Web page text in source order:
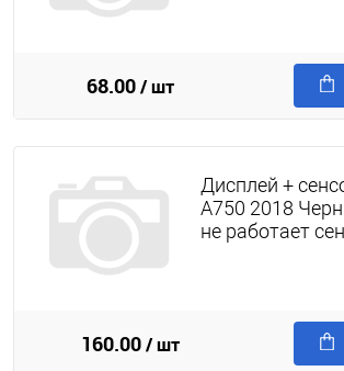
68.00/ шт
Дисплей +
A750 2018
не работает
160.00/ шт